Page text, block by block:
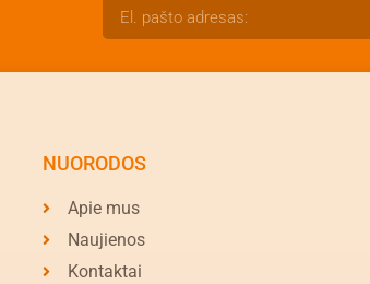
NUORODOS
Apie mus
Naujienos
Kontaktai